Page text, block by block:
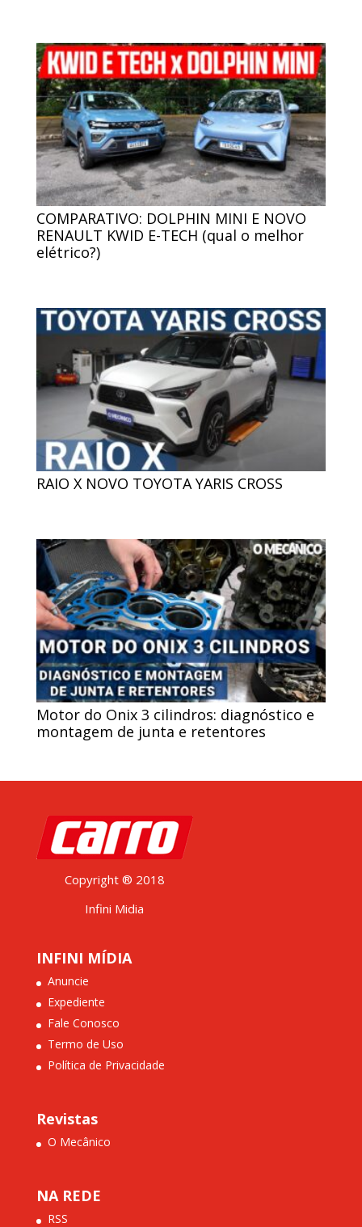
COMPARATIVO: DOLPHIN MINI E NOVO
RENAULT KWID E-TECH (qual o melhor
elétrico?)
RAIO X NOVO TOYOTA YARIS CROSS
Motor do Onix 3 cilindros: diagnóstico e
montagem de junta e retentores
Copyright ® 2018
Infini Midia
INFINI MÍDIA
Anuncie
Expediente
Fale Conosco
Termo de Uso
Política de Privacidade
Revistas
O Mecânico
NA REDE
RSS